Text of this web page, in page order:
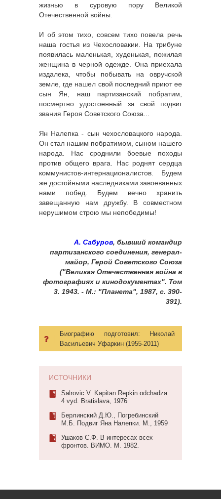
жизнью в суровую пору Великой
Отечественной войны.
И об этом тихо, совсем тихо повела речь
наша гостья из Чехословакии. На трибуне
появилась маленькая, худенькая, пожилая
женщина в черной одежде. Она приехала
издалека, чтобы побывать на овручской
земле, где нашел свой последний приют ее
сын Ян, наш партизанский побратим,
посмертно удостоенный за свой подвиг
звания Героя Советского Союза...
Ян Налепка - сын чехословацкого народа.
Он стал нашим побратимом, сыном нашего
народа. Нас сроднили боевые походы
против общего врага. Нас роднят сердца
коммунистов-интернационалистов. Будем
же достойными наследниками завоеванных
нами побед. Будем вечно хранить
завещанную нам дружбу. В совместном
нерушимом строю мы непобедимы!
А. Сабуров, бывший командир
партизанского соединения, генерал-
майор, Герой Советского Союза
("Великая Отечественная война в
фотографиях и кинодокументах". Том
3. 1943. - М.: "Планета", 1987, с. 390-
391).
Биографию подготовил: Николай
Васильевич Уфаркин (1955-2011)
ИСТОЧНИКИ
Salrоvic V. Kapitan Repkin odchadza.
4 vyd. Bratislava, 1976
Берлинский Д.Ю., Погребинский
М.Б. Подвиг Яна Налепки. М., 1959
Ушаков С.Ф. В интересах всех
фронтов. ВИМО. М. 1982.